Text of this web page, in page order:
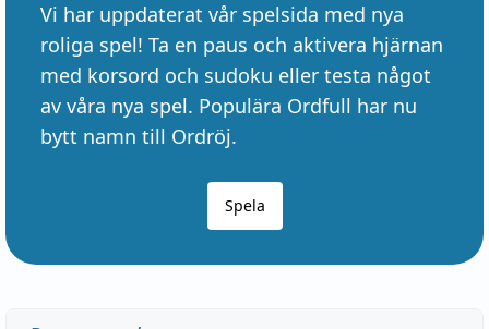
Vi har uppdaterat vår spelsida med nya
roliga spel! Ta en paus och aktivera hjärnan
med korsord och sudoku eller testa något
av våra nya spel. Populära Ordfull har nu
bytt namn till Ordröj.
Spela